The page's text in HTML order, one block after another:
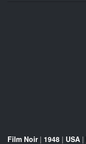
Film Noir| 1948 | USA |